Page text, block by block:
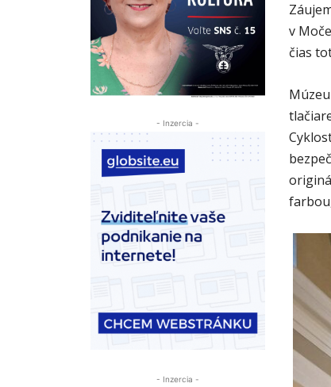
- Inzercia -
- Inzercia -
v
čias